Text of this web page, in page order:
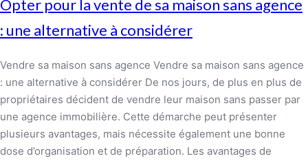
Opter pour la vente de sa maison sans agence
: une alternative à considérer
Vendre sa maison sans agence Vendre sa maison sans agence
: une alternative à considérer De nos jours, de plus en plus de
propriétaires décident de vendre leur maison sans passer par
une agence immobilière. Cette démarche peut présenter
plusieurs avantages, mais nécessite également une bonne
dose d’organisation et de préparation. Les avantages de